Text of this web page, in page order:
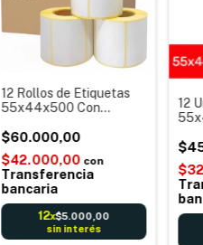
12 Rollos de Etiquetas
55x44x500 Con
Seguridad, Anti
Despegue Para Balanza
$60.000,00
$42.000,00 con
Transferencia
bancaria
12x$5.000,00
sin interés
12